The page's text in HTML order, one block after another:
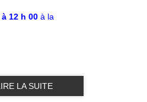
12 h 00 à la
LA SUITE